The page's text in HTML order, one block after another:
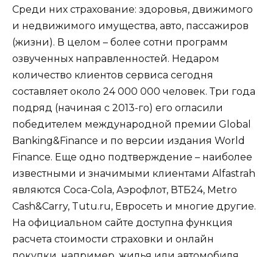
Среди них страхование: здоровья, движимого
и недвижимого имущества, авто, пассажиров
(жизни). В целом – более сотни программ
озвученных направленностей. Недаром
количество клиентов сервиса сегодня
составляет около 24 000 000 человек. Три года
подряд (начиная с 2013-го) его огласили
победителем международной премии Global
Banking&Finance и по версии издания World
Finance. Еще одно подтверждение – наиболее
известными и значимыми клиентами Alfastrah
являются Coca-Cola, Аэрофлот, ВТБ24, Metro
Cash&Carry, Tutu.ru, Евросеть и многие другие.
На официальном сайте доступна функция
расчета стоимости страховки и онлайн